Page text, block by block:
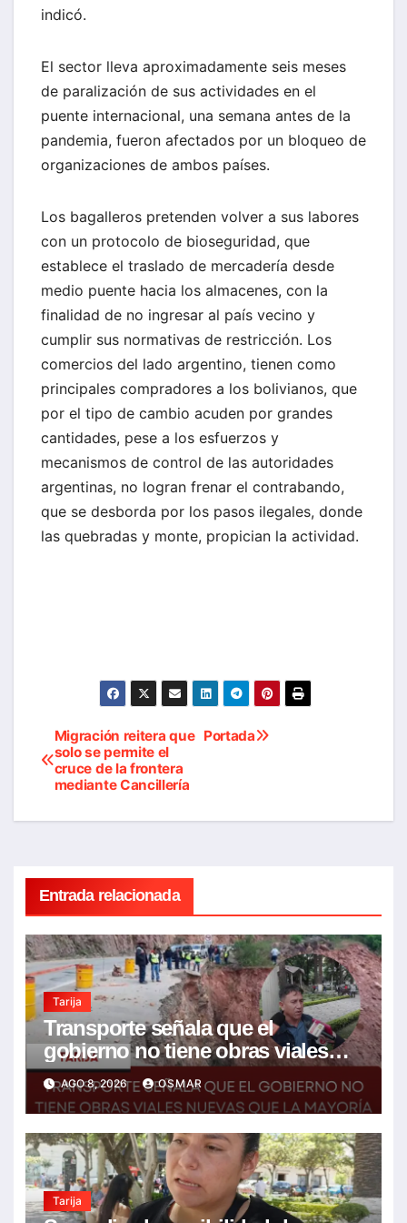
indicó.
El sector lleva aproximadamente seis meses
de paralización de sus actividades en el
puente internacional, una semana antes de la
pandemia, fueron afectados por un bloqueo de
organizaciones de ambos países.
Los bagalleros pretenden volver a sus labores
con un protocolo de bioseguridad, que
establece el traslado de mercadería desde
medio puente hacia los almacenes, con la
finalidad de no ingresar al país vecino y
cumplir sus normativas de restricción. Los
comercios del lado argentino, tienen como
principales compradores a los bolivianos, que
por el tipo de cambio acuden por grandes
cantidades, pese a los esfuerzos y
mecanismos de control de las autoridades
argentinas, no logran frenar el contrabando,
que se desborda por los pasos ilegales, donde
las quebradas y monte, propician la actividad.
Navegación
de
entradas
Portada
Migración reitera que
solo se permite el
cruce de la frontera
mediante Cancillería
Entrada relacionada
Tarija
Transporte señala que el
gobierno no tiene obras viales
nuevas que la mayoría son de la
anterior gestión
AGO 8, 2026 OSMAR
Tarija